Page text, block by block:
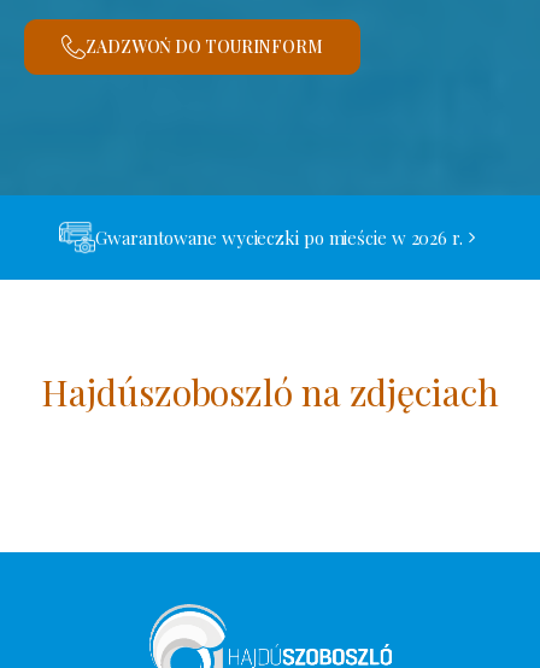
ZADZWOŃ DO TOURINFORM
Gwarantowane wycieczki po mieście w 2026 r.
Hajdúszoboszló na zdjęciach